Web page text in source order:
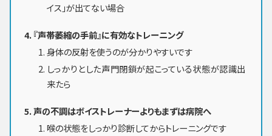
イス」が出てない場合
『声帯萎縮の手前』に有効なトレーニング
身体の反射を使うのが分かりやすいです
しっかりとした声門閉鎖が起こっている状態が認識出
来たら
声の不調はボイストレーナーよりもまずは病院へ
喉の状態をしっかり診断してからトレーニングです